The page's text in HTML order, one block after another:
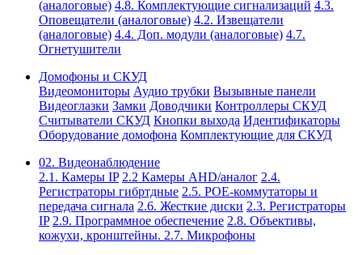
(аналоговые) 4.8. Комплектующие сигнализаций 4.3.
Оповещатели (аналоговые) 4.2. Извещатели
(аналоговые) 4.4. Доп. модули (аналоговые) 4.7.
Огнетушители
Домофоны и СКУД
Видеомониторы Аудио трубки Вызывные панели
Видеоглазки Замки Доводчики Контроллеры СКУД
Считыватели СКУД Кнопки выхода Идентификаторы
Оборудование домофона Комплектующие для СКУД
02. Видеонаблюдение
2.1. Камеры IP 2.2 Камеры AHD/аналог 2.4.
Регистраторы гибртдные 2.5. РОЕ-коммутаторы и
передача сигнала 2.6. Жесткие диски 2.3. Регистраторы
IP 2.9. Программное обеспечение 2.8. Объективы,
кожухи, кронштейны. 2.7. Микрофоны